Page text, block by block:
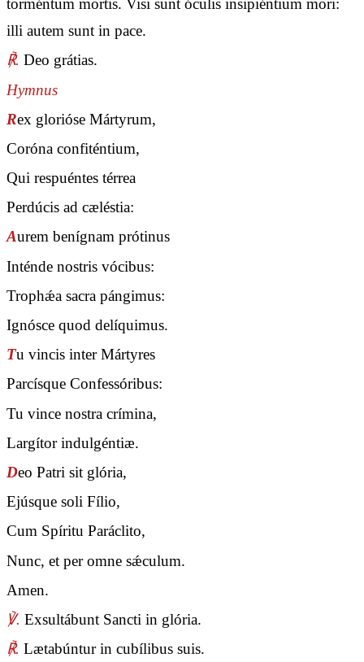
torméntum mortis. Visi sunt óculis insipiéntium mori:
illi autem sunt in pace.
℟. Deo grátias.
Hymnus
Rex glorióse Mártyrum,
Coróna confiténtium,
Qui respuéntes térrea
Perdúcis ad cæléstia:
Aurem benígnam prótinus
Inténde nostris vócibus:
Trophǽa sacra pángimus:
Ignósce quod delíquimus.
Tu vincis inter Mártyres
Parcísque Confessóribus:
Tu vince nostra crímina,
Largítor indulgéntiæ.
Deo Patri sit glória,
Ejúsque soli Fílio,
Cum Spíritu Paráclito,
Nunc, et per omne sǽculum.
Amen.
℣. Exsultábunt Sancti in glória.
℟. Lætabúntur in cubílibus suis.